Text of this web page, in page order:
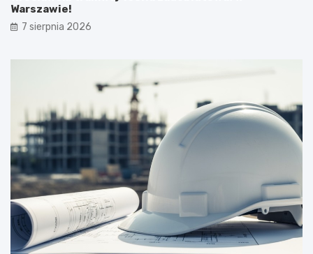
Warszawie!
7 sierpnia 2026